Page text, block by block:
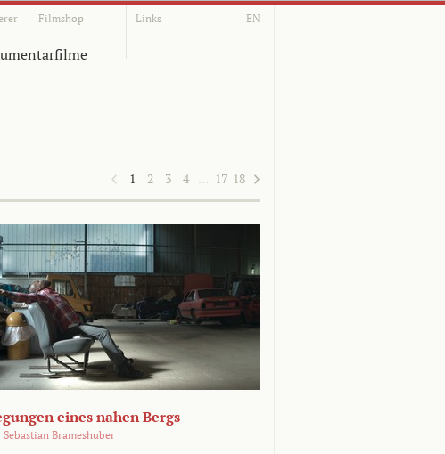
Filmshop Links EN
1 2 3 4 … 17 18
eines nahen Bergs
Sebastian Brameshuber